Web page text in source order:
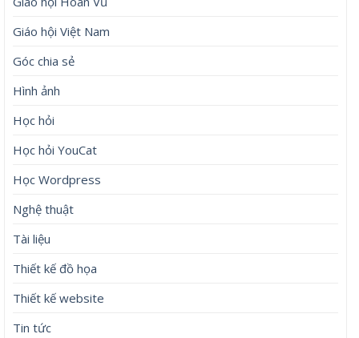
Giáo hội Việt Nam
Góc chia sẻ
Hình ảnh
Học hỏi
Học hỏi YouCat
Học Wordpress
Nghệ thuật
Tài liệu
Thiết kế đồ họa
Thiết kế website
Tin tức